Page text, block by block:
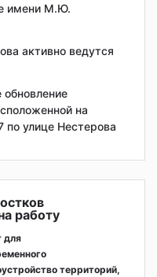
имени М.Ю.
активно ведутся
на
улице Нестерова
работу
для
территорий,